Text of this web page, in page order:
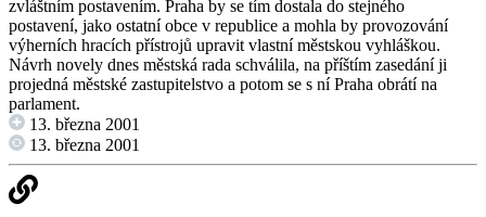
zvláštním postavením. Praha by se tím dostala do stejného
postavení, jako ostatní obce v republice a mohla by provozování
výherních hracích přístrojů upravit vlastní městskou vyhláškou.
Návrh novely dnes městská rada schválila, na příštím zasedání ji
projedná městské zastupitelstvo a potom se s ní Praha obrátí na
parlament.
13. března 2001
13. března 2001